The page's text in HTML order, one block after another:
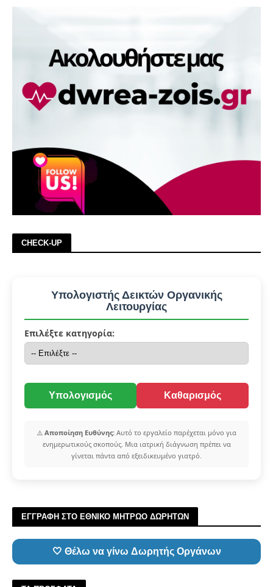
CHECK-UP
Υπολογιστής Δεικτών Οργανικής
Λειτουργίας
Επιλέξτε κατηγορία:
Υπολογισμός Καθαρισμός
⚠️ Αποποίηση Ευθύνης: Αυτό το εργαλείο παρέχεται μόνο για
ενημερωτικούς σκοπούς. Μια ιατρική διάγνωση πρέπει να
γίνεται πάντα από εξειδικευμένο γιατρό.
ΕΓΓΡΑΦΗ ΣΤΟ ΕΘΝΙΚΟ ΜΗΤΡΩΟ ΔΩΡΗΤΩΝ
🤍 Θέλω να γίνω Δωρητής Οργάνων